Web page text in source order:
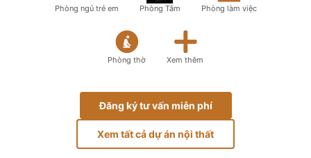
Phòng ngủ trẻ em Phòng Tắm Phòng làm việc
Phòng thờ Xem thêm
Đăng ký tư vấn miễn phí
Xem tất cả dự án nội thất